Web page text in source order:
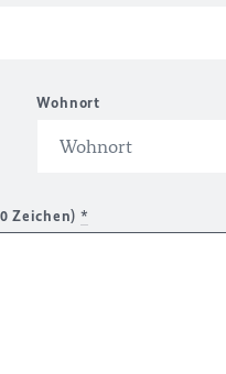
Wohnort
Zeichen) *